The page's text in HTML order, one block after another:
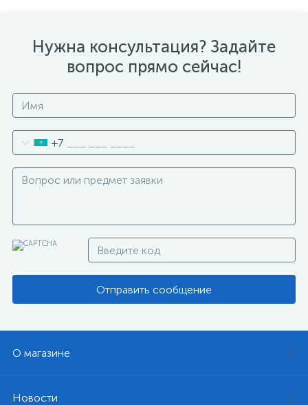
Нужна консультация? Задайте
вопрос прямо сейчас!
+7
Отправить сообщение
О магазине
Новости